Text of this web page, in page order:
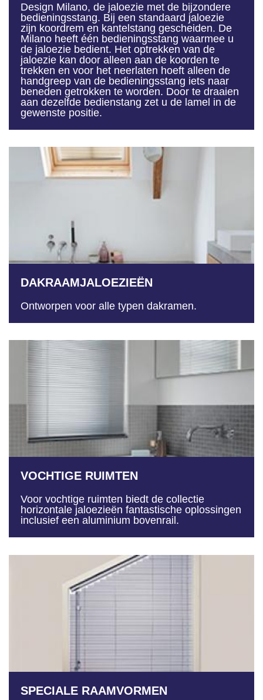
Design Milano, de jaloezie met de bijzondere
bedieningsstang. Bij een standaard jaloezie
zijn koordrem en kantelstang gescheiden. De
Milano heeft één bedieningsstang waarmee u
de jaloezie bedient. Het optrekken van de
jaloezie kan door alleen aan de koorden te
trekken en voor het neerlaten hoeft alleen de
handgreep van de bedieningsstang iets naar
beneden getrokken te worden. Door te draaien
aan dezelfde bedienstang zet u de lamel in de
gewenste positie.
DAKRAAMJALOEZIEËN
Ontworpen voor alle typen dakramen.
VOCHTIGE RUIMTEN
Voor vochtige ruimten biedt de collectie
horizontale jaloezieën fantastische oplossingen
inclusief een aluminium bovenrail.
SPECIALE RAAMVORMEN